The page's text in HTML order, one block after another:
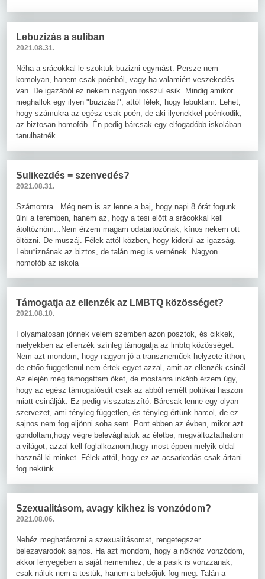
Lebuzizás a suliban
2021.08.31.
Néha a srácokkal le szoktuk buzizni egymást. Persze nem
komolyan, hanem csak poénból, vagy ha valamiért veszekedés
van. De igazából ez nekem nagyon rosszul esik. Mindig amikor
meghallok egy ilyen "buzizást", attól félek, hogy lebuktam. Lehet,
hogy számukra az egész csak poén, de aki ilyenekkel poénkodik,
az biztosan homofób. Én pedig bárcsak egy elfogadóbb iskolában
tanulhatnék
Sulikezdés = szenvedés?
2021.08.31.
Számomra . Még nem is az lenne a baj, hogy napi 8 órát fogunk
ülni a teremben, hanem az, hogy a tesi előtt a srácokkal kell
átöltöznöm...Nem érzem magam odatartozónak, kínos nekem ott
öltözni. De muszáj. Félek attól közben, hogy kiderül az igazság.
Lebu*iznának az biztos, de talán meg is vernének. Nagyon
homofób az iskola
Támogatja az ellenzék az LMBTQ közösséget?
2021.08.10.
Folyamatosan jönnek velem szemben azon posztok, és cikkek,
melyekben az ellenzék színleg támogatja az lmbtq közösséget.
Nem azt mondom, hogy nagyon jó a transzneműek helyzete itthon,
de ettőo függetlenül nem értek egyet azzal, amit az ellenzék csinál.
Az elején még támogattam őket, de mostanra inkább érzem úgy,
hogy az egész támogatósdit csak az abból remélt politikai haszon
miatt csinálják. Ez pedig visszataszító. Bárcsak lenne egy olyan
szervezet, ami tényleg független, és tényleg értünk harcol, de ez
sajnos nem fog eljönni soha sem. Pont ebben az évben, mikor azt
gondoltam,hogy végre belevághatok az életbe, megváltoztathatom
a világot, azzal kell foglalkoznom,hogy most éppen melyik oldal
használ ki minket. Félek attól, hogy ez az acsarkodás csak ártani
fog nekünk.
Szexualitásom, avagy kikhez is vonzódom?
2021.08.06.
Nehéz meghatározni a szexualitásomat, rengetegszer
belezavarodok sajnos. Ha azt mondom, hogy a nőkhöz vonzódom,
akkor lényegében a saját nememhez, de a pasik is vonzzanak,
csak náluk nem a testük, hanem a belsőjük fog meg. Talán a